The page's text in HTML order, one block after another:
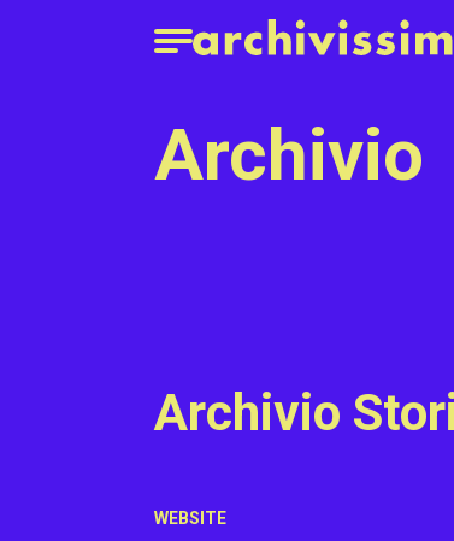
Home page
Apri il menu
archivio
Archivio
WEBSITE